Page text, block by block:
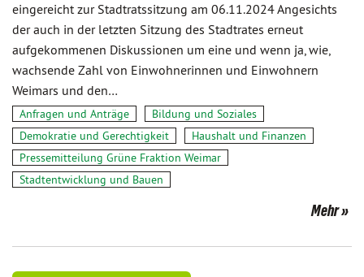
eingereicht zur Stadtratssitzung am 06.11.2024 Angesichts
der auch in der letzten Sitzung des Stadtrates erneut
aufgekommenen Diskussionen um eine und wenn ja, wie,
wachsende Zahl von Einwohnerinnen und Einwohnern
Weimars und den…
Anfragen und Anträge
Bildung und Soziales
Demokratie und Gerechtigkeit
Haushalt und Finanzen
Pressemitteilung Grüne Fraktion Weimar
Stadtentwicklung und Bauen
Mehr